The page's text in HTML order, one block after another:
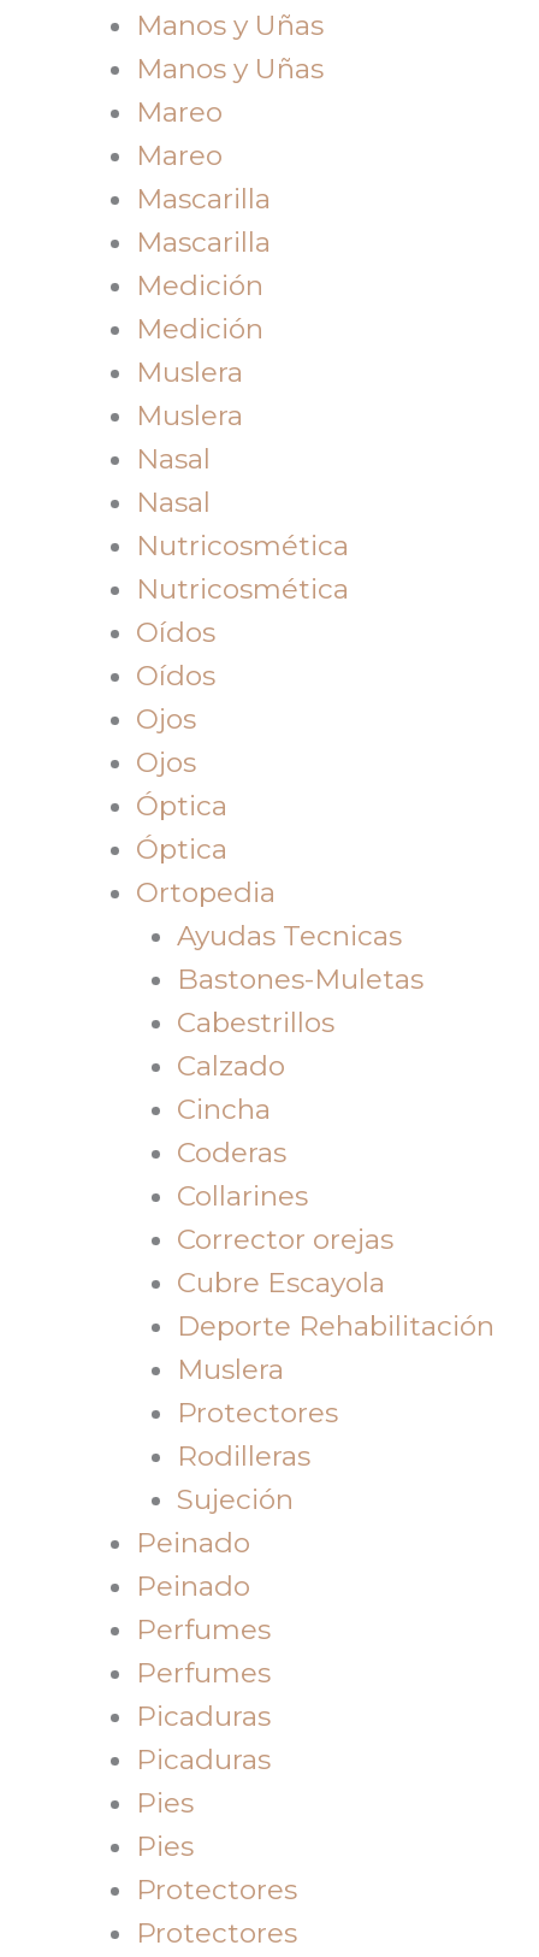
Manos y Uñas
Manos y Uñas
Mareo
Mareo
Mascarilla
Mascarilla
Medición
Medición
Muslera
Muslera
Nasal
Nasal
Nutricosmética
Nutricosmética
Oídos
Oídos
Ojos
Ojos
Óptica
Óptica
Ortopedia
Ayudas Tecnicas
Bastones-Muletas
Cabestrillos
Calzado
Cincha
Coderas
Collarines
Corrector orejas
Cubre Escayola
Deporte Rehabilitación
Muslera
Protectores
Rodilleras
Sujeción
Peinado
Peinado
Perfumes
Perfumes
Picaduras
Picaduras
Pies
Pies
Protectores
Protectores